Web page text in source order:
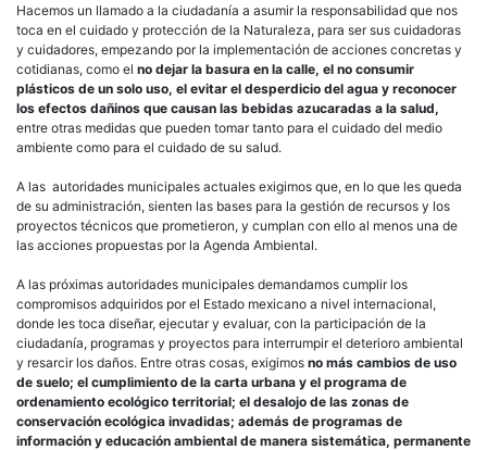
Hacemos un llamado a la ciudadanía a asumir la responsabilidad que nos
toca en el cuidado y protección de la Naturaleza, para ser sus cuidadoras
y cuidadores, empezando por la implementación de acciones concretas y
cotidianas, como el no dejar la basura en la calle, el no consumir
plásticos de un solo uso, el evitar el desperdicio del agua y reconocer
los efectos dañinos que causan las bebidas azucaradas a la salud,
entre otras medidas que pueden tomar tanto para el cuidado del medio
ambiente como para el cuidado de su salud.
A las autoridades municipales actuales exigimos que, en lo que les queda
de su administración, sienten las bases para la gestión de recursos y los
proyectos técnicos que prometieron, y cumplan con ello al menos una de
las acciones propuestas por la Agenda Ambiental.
A las próximas autoridades municipales demandamos cumplir los
compromisos adquiridos por el Estado mexicano a nivel internacional,
donde les toca diseñar, ejecutar y evaluar, con la participación de la
ciudadanía, programas y proyectos para interrumpir el deterioro ambiental
y resarcir los daños. Entre otras cosas, exigimos no más cambios de uso
de suelo; el cumplimiento de la carta urbana y el programa de
ordenamiento ecológico territorial; el desalojo de las zonas de
conservación ecológica invadidas; además de programas de
información y educación ambiental de manera sistemática, permanente